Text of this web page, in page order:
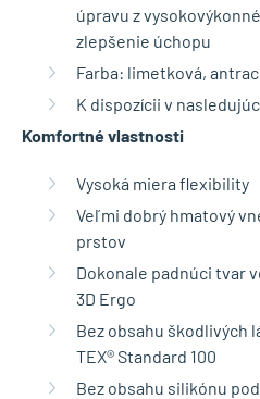
úpravu z
zlepšenie úchopu
Farba: limetková,
K dispozícii v
Komfortné vlastnosti
Vysoká miera flexibility
Veľmi dobrý hmatový
prstov
Dokonale padnúci tvar
3D Ergo
Bez obsahu škodlivých
TEX® Standard 100
Bez obsahu silikónu